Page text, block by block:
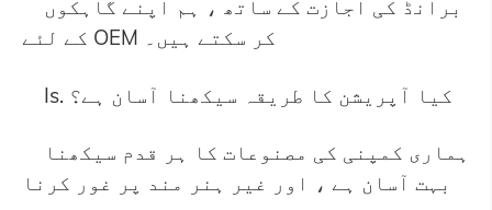
کے لئے OEM کر سکتے ہیں۔
Is. کیا آپریشن کا طریقہ سیکھنا آسان ہے؟
بہت آسان ہے ، اور غیر ہنر مند پر غور کرنا